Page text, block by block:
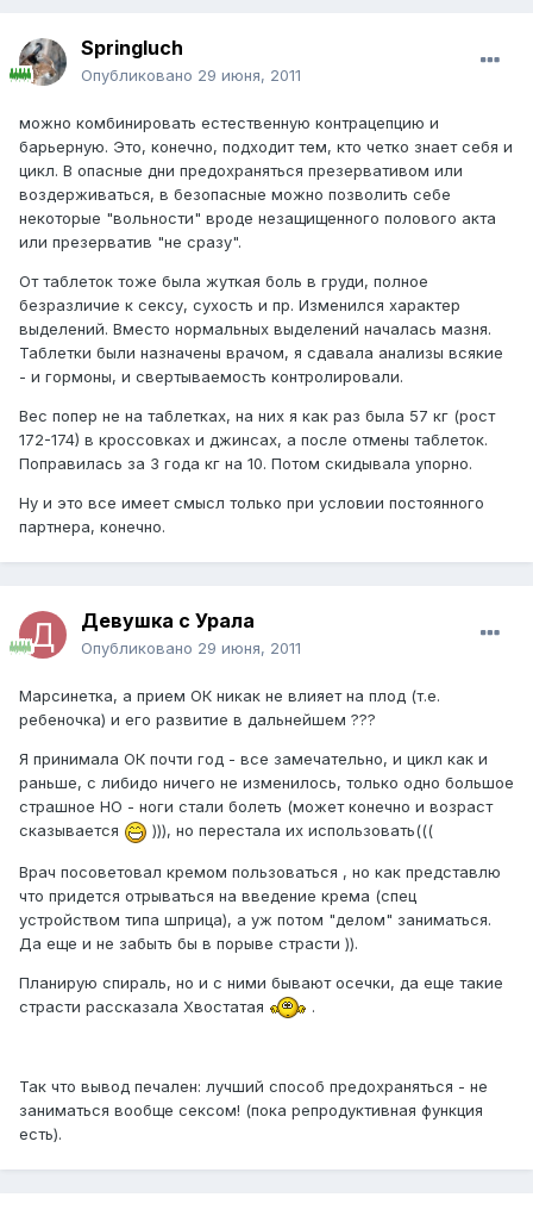
Springluch
Опубликовано 29 июня, 2011
можно комбинировать естественную контрацепцию и
барьерную. Это, конечно, подходит тем, кто четко знает себя и
цикл. В опасные дни предохраняться презервативом или
воздерживаться, в безопасные можно позволить себе
некоторые "вольности" вроде незащищенного полового акта
или презерватив "не сразу".
От таблеток тоже была жуткая боль в груди, полное
безразличие к сексу, сухость и пр. Изменился характер
выделений. Вместо нормальных выделений началась мазня.
Таблетки были назначены врачом, я сдавала анализы всякие
- и гормоны, и свертываемость контролировали.
Вес попер не на таблетках, на них я как раз была 57 кг (рост
172-174) в кроссовках и джинсах, а после отмены таблеток.
Поправилась за 3 года кг на 10. Потом скидывала упорно.
Ну и это все имеет смысл только при условии постоянного
партнера, конечно.
Девушка с Урала
Опубликовано 29 июня, 2011
Марсинетка, а прием ОК никак не влияет на плод (т.е.
ребеночка) и его развитие в дальнейшем ???
Я принимала ОК почти год - все замечательно, и цикл как и
раньше, с либидо ничего не изменилось, только одно большое
страшное НО - ноги стали болеть (может конечно и возраст
сказывается
))), но перестала их использовать(((
Врач посоветовал кремом пользоваться , но как представлю
что придется отрываться на введение крема (спец
устройством типа шприца), а уж потом "делом" заниматься.
Да еще и не забыть бы в порыве страсти )).
Планирую спираль, но и с ними бывают осечки, да еще такие
страсти рассказала Хвостатая
.
Так что вывод печален: лучший способ предохраняться - не
заниматься вообще сексом! (пока репродуктивная функция
есть).